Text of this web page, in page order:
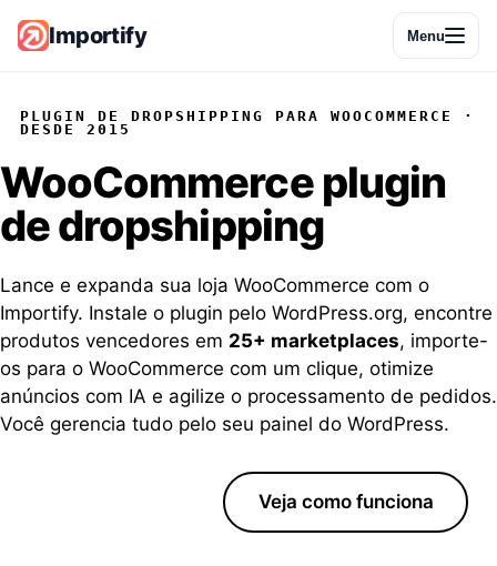
Importify Menu
PLUGIN DE DROPSHIPPING PARA WOOCOMMERCE ·
DESDE 2015
WooCommerceplugin
de dropshipping
Lance e expanda sua loja WooCommerce com o
Importify. Instale o plugin pelo WordPress.org, encontre
produtos vencedores em 25+ marketplaces, importe-
os para o WooCommerce com um clique, otimize
anúncios com IA e agilize o processamento de pedidos.
Você gerencia tudo pelo seu painel do WordPress.
Veja como funciona